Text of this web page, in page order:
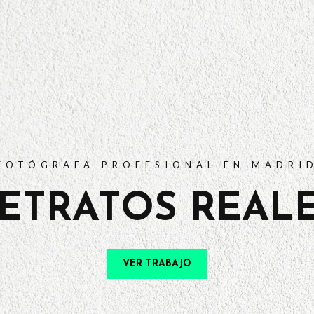
TARIFAS
PREGUNTAS FRECUENTES
CONTACTO
PROFESIONAL EN
VER TRABAJO